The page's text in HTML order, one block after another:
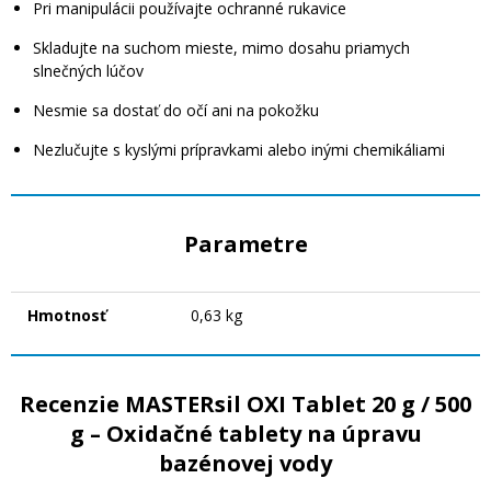
Pri manipulácii používajte ochranné rukavice
Skladujte na suchom mieste, mimo dosahu priamych
slnečných lúčov
Nesmie sa dostať do očí ani na pokožku
Nezlučujte s kyslými prípravkami alebo inými chemikáliami
Parametre
Hmotnosť 0,63 kg
Recenzie MASTERsil OXI Tablet 20 g / 500
g – Oxidačné tablety na úpravu
bazénovej vody